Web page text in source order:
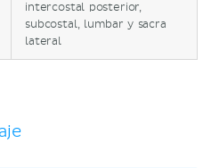
intercostal posterior,
subcostal, lumbar y sacra
lateral